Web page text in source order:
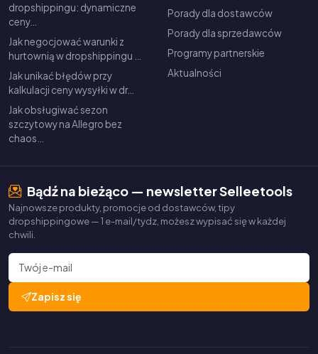
dropshippingu: dynamiczne
ceny…
Jak negocjować warunki z
hurtownią w dropshippingu …
Jak unikać błędów przy
kalkulacji ceny wysyłki w dr…
Jak obsługiwać sezon
szczytowy na Allegro bez
chaos…
Porady dla dostawców
Porady dla sprzedawców
Programy partnerskie
Aktualności
Bądź na bieżąco — newsletter Selleetools
Najnowsze produkty, promocje od dostawców, tipy
dropshippingowe — 1 e-mail/tydz, możesz wypisać się w każdej
chwili.
Zapisz się